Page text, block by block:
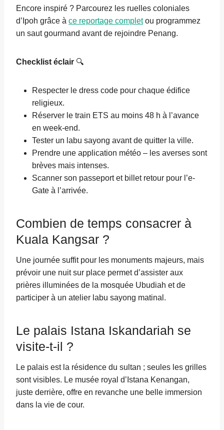
Encore inspiré ? Parcourez les ruelles coloniales
d’Ipoh grâce à ce reportage completou programmez
un saut gourmand avant de rejoindre Penang.
Checklist éclair 🔍
Respecter le dress code pour chaque édifice
religieux.
Réserver le train ETS au moins 48 h à l’avance
en week-end.
Tester un labu sayong avant de quitter la ville.
Prendre une application météo – les averses sont
brèves mais intenses.
Scanner son passeport et billet retour pour l’e-
Gate à l’arrivée.
Combien de temps consacrer à
Kuala Kangsar ?
Une journée suffit pour les monuments majeurs, mais
prévoir une nuit sur place permet d’assister aux
prières illuminées de la mosquée Ubudiah et de
participer à un atelier labu sayong matinal.
Le palais Istana Iskandariah se
visite-t-il ?
Le palais est la résidence du sultan ; seules les grilles
sont visibles. Le musée royal d’Istana Kenangan,
juste derrière, offre en revanche une belle immersion
dans la vie de cour.